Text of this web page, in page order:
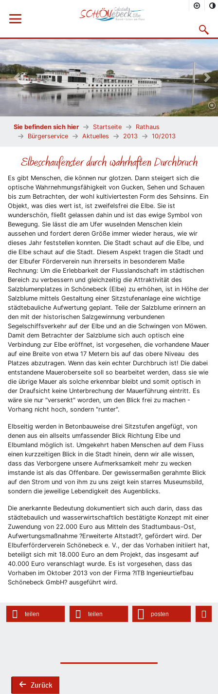
Menü öffnen
Vorheriges Bild
Sie befinden sich hier Startseite
Rathaus
Bürgerservice
Aktuelles 2013 10/2013
Elbeschaufenster durch wahrhaften Durchbruch
Es gibt Menschen, die können nur glotzen. Dann steigert sich die
optische Wahrnehmungsfähigkeit von Gucken, Sehen und Schauen
bis zum Betrachten, der wohl kultiviertesten Form des Sehsinns. Ein
Objekt, was dies wert ist, ist zweifelsfrei die Elbe. Sie ist
wunderschön, fließt gelassen dahin und ist das ewige Symbol von
Bewegung. Sie lässt die am Ufer wuselnden Menschen klein
aussehen und fordert deren Größe immer wieder heraus, wie wir
dieses Jahr feststellen konnten. Die Stadt schaut auf die Elbe, und
die Elbe schaut auf die Stadt. Diesem Aspekt tragen die Stadt und
der Elbufer Förderverein nun ihrerseits in besonderem Maße
Rechnung: Um die Erlebbarkeit der Flusslandschaft im städtischen
Bereich zu verbessern und gleichzeitig die Attraktivität des
Salzblumenplatzes in Schönebeck (Elbe) zu erhöhen, ist in Höhe der
Salzblume mittels Gestaltung einer Sitzstufenanlage eine wichtige
städtebauliche Aufwertung geplant. Teile der Salzblume erinnern an
den mit der historischen Salzgewinnung verbundenen
Segelschiffsverkehr auf der Elbe und an die Schwingen von Möwen.
Damit dem Betrachter der Salzblume sich auch optisch eine
Verbindung zur Elbe eröffnet, ist vorgesehen, die vorhandene Mauer
auf eine Breite von etwa 17 Metern bis auf das obere Niveau des
Platzes abzutragen. Wenn das kein echter Durchbruch ist! Die dabei
entstandene Maueroberseite soll so bearbeitet werden, dass sie wie
die übrige Mauer als solche erkennbar bleibt und somit optisch in
der Draufsicht keine Unterbrechung der Mauerführung eintritt. Es
wäre sie nur "versenkt" worden, um den Blick frei zu machen -
Vorhang nicht hoch, sondern "runter".
Elbseitig werden in Betonbauweise drei Sitzstufen angefügt, von
denen aus ein allseits umfassender Blick Richtung Elbe und
Elbumland möglich ist. Umgekehrt haben Menschen auf dem Fluss
einen kurzzeitigen Blick in die Stadt hinein, denn wir alle wissen,
dass das Verborgene unsere Aufmerksamkeit mehr zu wecken
imstande ist als das Offenbare. Der gewissermaßen gerahmte Blick
auf den Strom und von ihm zu uns zeigt kein starres Museumsbild,
sondern die jeweilige Lebendigkeit des Augenblicks.
Die anerkannte Bedeutung dokumentiert sich auch darin, dass das
städtebaulich und wasserwirtschaftlich bestätigte Konzept mit einer
Zuwendung von 22.000 Euro aus Mitteln des Stadtumbaus-Ost,
Aufwertungsmaßnahme ?Erweiterte Altstadt?, gefördert wird. Der
Elbuferförderverein Schönebeck e. V., der das Vorhaben initiiert hat,
beteiligt sich mit 18.000 Euro an dem Projekt, das insgesamt auf
40.000 Euro veranschlagt wurde. Es ist vorgesehen, dass das
Vorhaben im Oktober 2013 von der Firma ?ITB Ingenieurtiefbau
Schönebeck GmbH? ausgeführt wird.
teilen teilen posten
backZurück